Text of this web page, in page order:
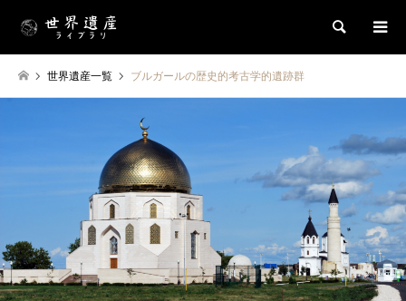
検索
世界遺産一覧 ブルガールの歴史的考古学的遺跡群